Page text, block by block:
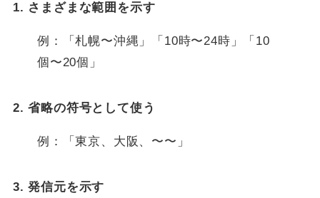
1. さまざまな範囲を示す
例：「札幌〜沖縄」「10時〜24時」「10
個〜20個」
2. 省略の符号として使う
例：「東京、大阪、〜〜」
3. 発信元を示す